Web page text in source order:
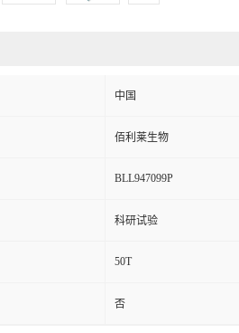
中国
佰利莱生物
BLL947099P
科研试验
50T
否